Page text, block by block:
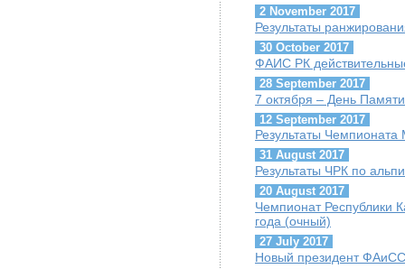
2 November 2017
Результаты
30 October 2017
ФАИС РК
28 September 2017
7 октября – День
12 September 2017
Результаты
31 August 2017
Результаты ЧРК по
20 August 2017
Чемпионат Республики
года (очный)
27 July 2017
Новый президент